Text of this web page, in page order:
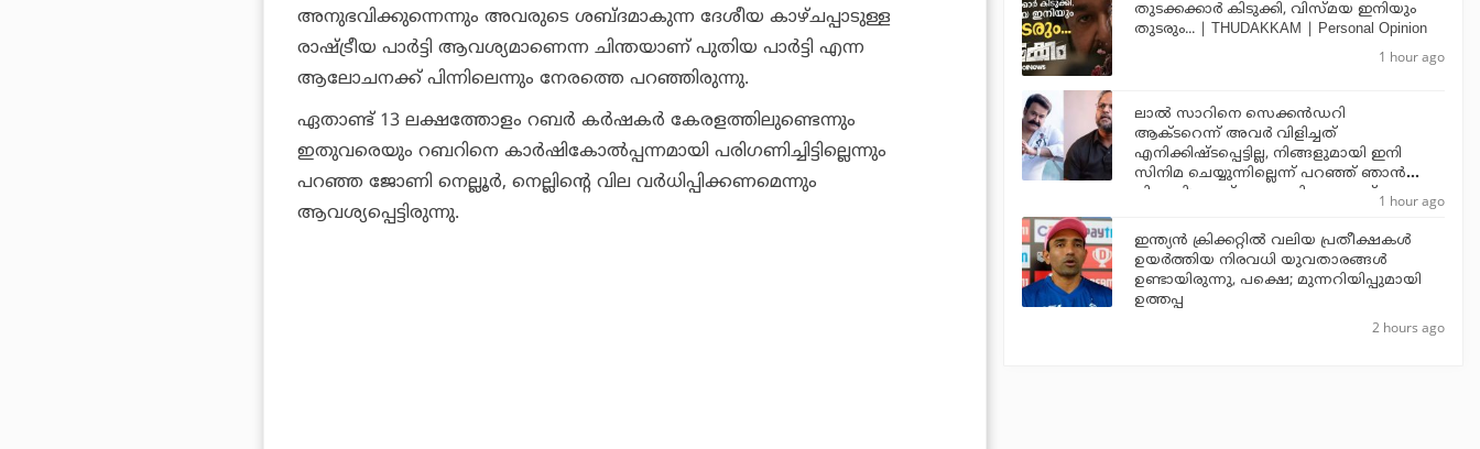
അനുഭവിക്കുന്നെന്നും അവരുടെ ശബ്ദമാകുന്ന ദേശീയ കാഴ്ചപ്പാടുള്ള
രാഷ്ട്രീയ പാര്‍ട്ടി ആവശ്യമാണെന്ന ചിന്തയാണ് പുതിയ പാര്‍ട്ടി എന്ന
ആലോചനക്ക് പിന്നിലെന്നും നേരത്തെ പറഞ്ഞിരുന്നു.
ഏതാണ്ട് 13 ലക്ഷത്തോളം റബര്‍ കര്‍ഷകര്‍ കേരളത്തിലുണ്ടെന്നും
ഇതുവരെയും റബറിനെ കാര്‍ഷികോല്‍പ്പന്നമായി പരിഗണിച്ചിട്ടില്ലെന്നും
പറഞ്ഞ ജോണി നെല്ലൂര്‍, നെല്ലിന്റെ വില വര്‍ധിപ്പിക്കണമെന്നും
ആവശ്യപ്പെട്ടിരുന്നു.
തുടക്കക്കാര്‍ കിടുക്കി, വിസ്മയ ഇനിയും
തുടരും... | THUDAKKAM | Personal Opinion
1 hour ago
ലാല്‍ സാറിനെ സെക്കന്‍ഡറി
ആക്ടറെന്ന് അവര്‍ വിളിച്ചത്
എനിക്കിഷ്ടപ്പെട്ടില്ല, നിങ്ങളുമായി ഇനി
സിനിമ ചെയ്യുന്നില്ലെന്ന് പറഞ്ഞ് ഞാന്‍
പിന്മാറി: ജൂഡ് ആന്തണി ജോസഫ്1 hour ago
ഇന്ത്യന്‍ ക്രിക്കറ്റില്‍ വലിയ പ്രതീക്ഷകള്‍
ഉയര്‍ത്തിയ നിരവധി യുവതാരങ്ങള്‍
ഉണ്ടായിരുന്നു, പക്ഷെ; മുന്നറിയിപ്പുമായി
ഉത്തപ്പ
2 hours ago